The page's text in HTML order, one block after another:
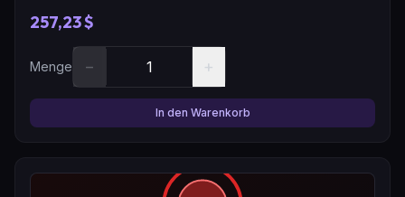
257,23 $
Menge − +
In den Warenkorb